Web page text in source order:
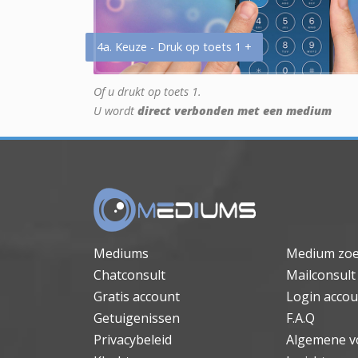
4a. Keuze - Druk op toets 1 +
Of u drukt op toets 1.
U wordt direct verbonden met een medium
Mediums
Medium
Chatconsult
Mailconsult
Gratis account
Login
Getuigenissen
F.A.Q
Privacybeleid
Algemene